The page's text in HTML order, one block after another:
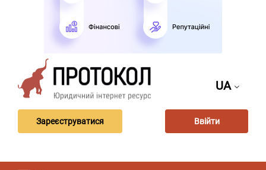
UA
Зареєструватися Ввійти